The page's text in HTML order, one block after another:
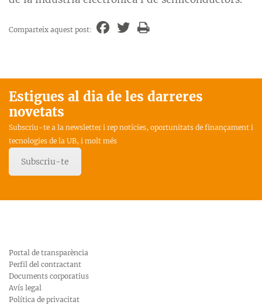
Comparteix aquest post:
Estigues al dia de les darreres
novetats
Subscriu-te a la newsletter i rep notícies, oportunitats de finançament i
tecnologies de la UB, i molt més
Subscriu-te
Portal de transparència
Perfil del contractant
Documents corporatius
Avís legal
Política de privacitat